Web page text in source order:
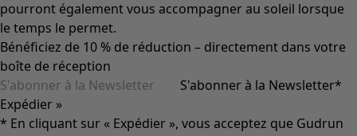
pourront également vous accompagner au soleil lorsque
le temps le permet.
Bénéficiez de 10 % de réduction – directement dans votre
boîte de réception
S'abonner à la Newsletter*
Expédier »
* En cliquant sur « Expédier », vous acceptez que Gudrun